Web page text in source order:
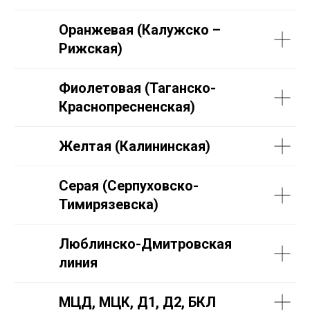
Оранжевая (Калужско –
Рижская)
Фиолетовая (Таганско-
Краснопресненская)
Желтая (Калининская)
Серая (Серпуховско-
Тимирязевска)
Люблинско-Дмитровская
линия
МЦД, МЦК, Д1, Д2, БКЛ